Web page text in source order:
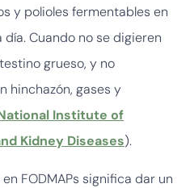
y polioles fermentables en
Cuando no se digieren
grueso, y no
hinchazón, gases y
Institute of
Kidney Diseases).
FODMAPs significa dar un